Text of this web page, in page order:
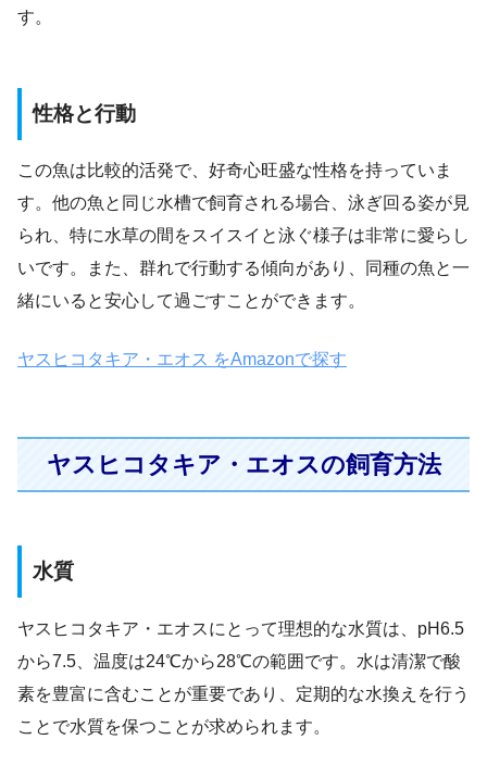
す。
性格と行動
この魚は比較的活発で、好奇心旺盛な性格を持っていま
す。他の魚と同じ水槽で飼育される場合、泳ぎ回る姿が見
られ、特に水草の間をスイスイと泳ぐ様子は非常に愛らし
いです。また、群れで行動する傾向があり、同種の魚と一
緒にいると安心して過ごすことができます。
ヤスヒコタキア・エオス をAmazonで探す
ヤスヒコタキア・エオスの飼育方法
水質
ヤスヒコタキア・エオスにとって理想的な水質は、pH6.5
から7.5、温度は24℃から28℃の範囲です。水は清潔で酸
素を豊富に含むことが重要であり、定期的な水換えを行う
ことで水質を保つことが求められます。